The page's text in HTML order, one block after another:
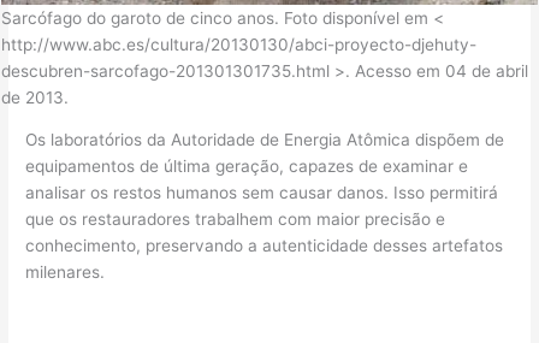
Sarcófago do garoto de cinco anos. Foto disponível em <
http://www.abc.es/cultura/20130130/abci-proyecto-djehuty-
descubren-sarcofago-201301301735.html >. Acesso em 04 de abril
de 2013.
Os laboratórios da Autoridade de Energia Atômica dispõem de
equipamentos de última geração, capazes de examinar e
analisar os restos humanos sem causar danos. Isso permitirá
que os restauradores trabalhem com maior precisão e
conhecimento, preservando a autenticidade desses artefatos
milenares.